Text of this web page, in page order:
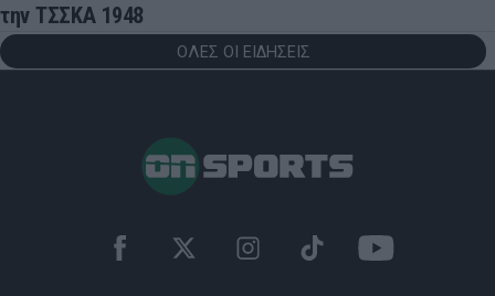
την ΤΣΣΚΑ 1948
ΟΛΕΣ ΟΙ ΕΙΔΗΣΕΙΣ